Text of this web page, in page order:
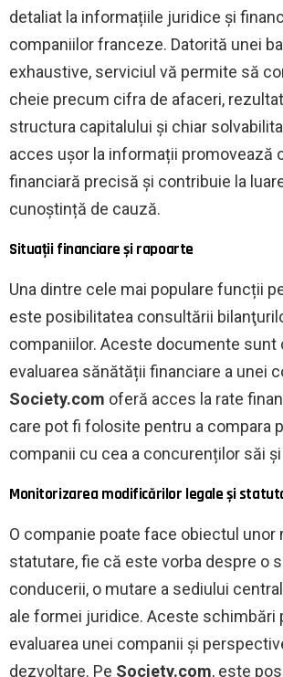
detaliat la informațiile juridice și
companiilor franceze. Datorită unei
exhaustive, serviciul vă permite să
cheie precum cifra de afaceri,
structura capitalului și chiar
acces ușor la informații promovează
financiară precisă și contribuie la
cunoștință de cauză.
Situații financiare și rapoarte
Una dintre cele mai populare funcții
este posibilitatea consultării
companiilor. Aceste documente sunt
evaluarea sănătății financiare a unei
Society.com oferă acces la rate
care pot fi folosite pentru a compara
companii cu cea a concurenților săi
Monitorizarea modificărilor legale și
O companie poate face obiectul unor
statutare, fie că este vorba despre o
conducerii, o mutare a sediului
ale formei juridice. Aceste schimbări
evaluarea unei companii și
dezvoltare. Pe Society.com, este